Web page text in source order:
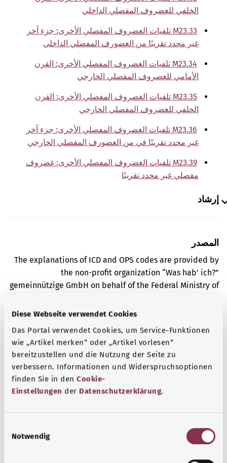
Diese Webseite verwendet Cookies
Das Portal verwendet Cookies, um Service-Funktionen
wie „Artikel merken“ oder „Artikel vorlesen“
bereitzustellen und die Nutzung der Seite zu
verbessern. Informationen und Widerspruchsoptionen
finden Sie in den Cookie-
Einstellungen der Datenschutzerklärung.
Notwendig
الخلفي للغضروف المفصلي الداخلي
M23.33 تلفيات الغضروف المفصلي الأخرى: جزء آخر
غير محدد تقريبًا من الغضورف المفصلي الداخلي
M23.34 تلفيات الغضروف المفصلي الأخرى: القرن
الأمامي للغضروف المفصلي الخارجي
M23.35 تلفيات الغضروف المفصلي الأخرى: القرن
الخلفي للغضروف المفصلي الخارجي
M23.36 تلفيات الغضروف المفصلي الأخرى: جزء آخر
غير محدد تقريبًا في من الغضورف المفصلي الخارجي
M23.39 تلفيات الغضروف المفصلي الأخرى: غضروف
مفصلي غير محدد تقريبًا
إرشاد
المصدر
The explanations of ICD and OPS codes are provided by
the non-profit organization “Was hab’ ich?”
gemeinnützige GmbH on behalf of the Federal Ministry of
معرفة جيدة
المزيد من المقالات